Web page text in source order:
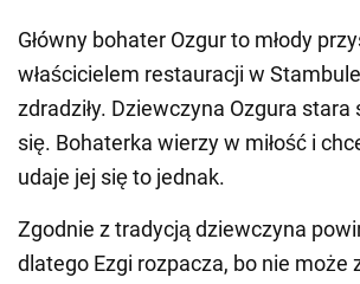
Główny bohater Ozgur to młody
właścicielem restauracji w
zdradziły. Dziewczyna Ozgura
się. Bohaterka wierzy w miłość i
udaje jej się to jednak.
Zgodnie z tradycją dziewczyna
dlatego Ezgi rozpacza, bo nie może